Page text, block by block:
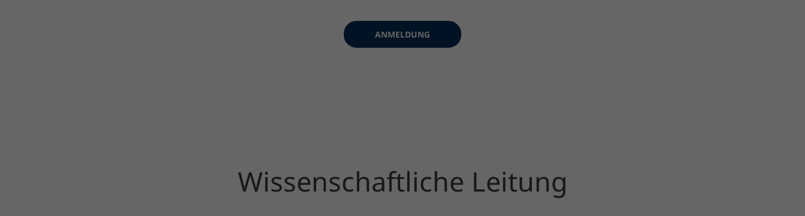
ANMELDUNG
Wissenschaftliche Leitung